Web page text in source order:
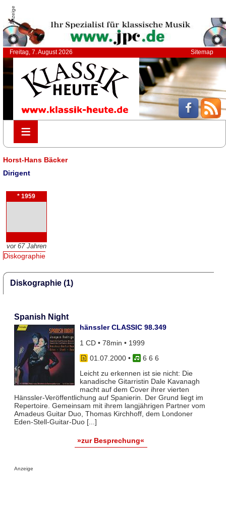
Anzeige
Freitag, 7. August 2026 Sitemap
≡
≡
Horst-Hans Bäcker
Dirigent
* 1959
vor 67 Jahren
Diskographie
Diskographie (1)
Spanish Night
hänssler CLASSIC 98.349
1 CD • 78min • 1999
01.07.2000•
6 6 6
Leicht zu erkennen ist sie nicht: Die
kanadische Gitarristin Dale Kavanagh
macht auf dem Cover ihrer vierten
Hänssler-Veröffentlichung auf Spanierin. Der Grund liegt im
Repertoire. Gemeinsam mit ihrem langjährigen Partner vom
Amadeus Guitar Duo, Thomas Kirchhoff, dem Londoner
Eden-Stell-Guitar-Duo [...]
»zur Besprechung«
Anzeige